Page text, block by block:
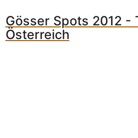
Gösser Spots 2012 -
Österreich